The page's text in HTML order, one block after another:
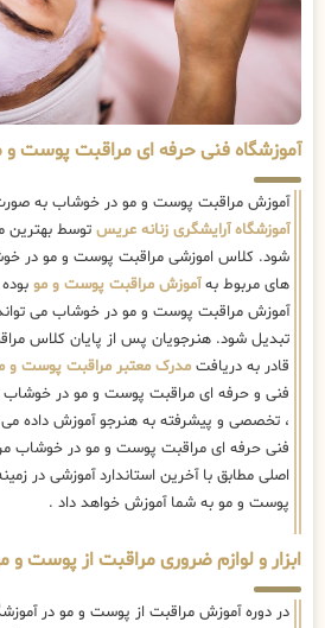
آموزشگاه فنی حرفه ای مراقبت پوست
آموزش مراقبت پوست و مو در خوشاب به
آموزشگاه آرایشگری زنانه عریس توسط بهترین
شود. کلاس اموزشی مراقبت پوست و مو در
های مربوط بهآموزش مراقبت پوست و مو
آموزش مراقبت پوست و مو در خوشاب می
تبدیل شود. هنرجویان پس از پایان کلاس
قادر به دریافت مدرک معتبر مراقبت پوست و
فنی و حرفه ای مراقبت پوست و مو در
، تخصصی و پیشرفته به هنرجو آموزش داده
فنی حرفه ای مراقبت پوست و مو در خوشاب
اصلی مطابق با آخرین استاندارد آموزشی در
پوست و مو به شما آموزش خواهد داد .
ابزار و لوازم ضروری مراقبت از پوست و
در دوره آموزش مراقبت از پوست و مو در